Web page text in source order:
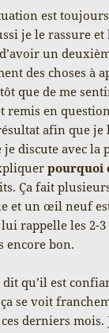
est
je le rassure et
un
des choses à
que de me
remis en
afin que
je discute avec la
pourquoi
Ça fait
et un œil neuf
lui rappelle les 2-
encore bon.
qu’il est
se voit
derniers mois.